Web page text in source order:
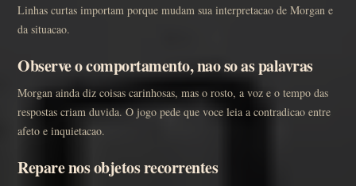
Linhas curtas importam porque mudam sua interpretacao de Morgan e
da situacao.
Observe o comportamento, nao so as palavras
Morgan ainda diz coisas carinhosas, mas o rosto, a voz e o tempo das
respostas criam duvida. O jogo pede que voce leia a contradicao entre
afeto e inquietacao.
Repare nos objetos recorrentes